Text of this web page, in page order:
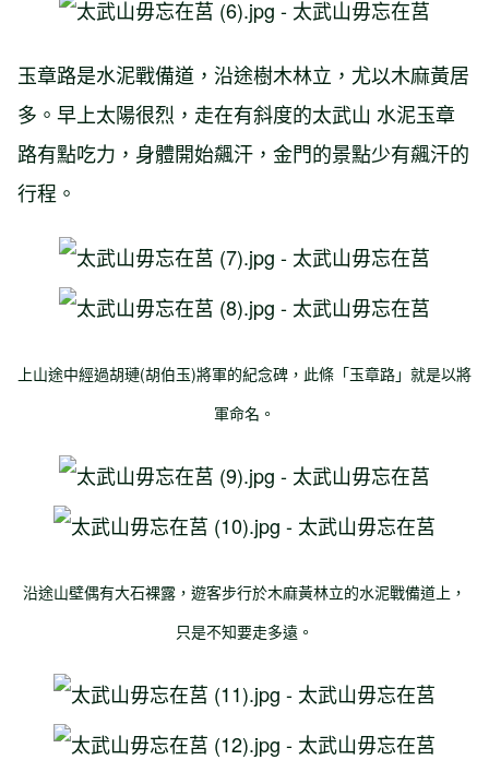
玉章路是水泥戰備道，沿途樹木林立，尤以木麻黃居
多。早上太陽很烈，走在有斜度的太武山 水泥玉章
路有點吃力，身體開始飆汗，金門的景點少有飆汗的
行程。
上山途中經過胡璉(胡伯玉)將軍的紀念碑，此條「玉章路」就是以將
軍命名。
沿途山壁偶有大石裸露，遊客步行於木麻黃林立的水泥戰備道上，
只是不知要走多遠。